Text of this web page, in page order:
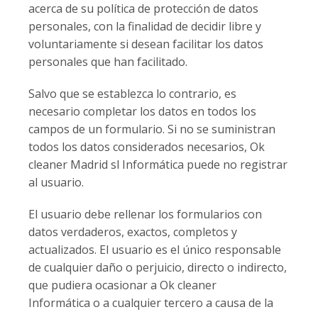
acerca de su política de protección de datos
personales, con la finalidad de decidir libre y
voluntariamente si desean facilitar los datos
personales que han facilitado.
Salvo que se establezca lo contrario, es
necesario completar los datos en todos los
campos de un formulario. Si no se suministran
todos los datos considerados necesarios, Ok
cleaner Madrid sl Informática puede no registrar
al usuario.
El usuario debe rellenar los formularios con
datos verdaderos, exactos, completos y
actualizados. El usuario es el único responsable
de cualquier daño o perjuicio, directo o indirecto,
que pudiera ocasionar a Ok cleaner
Informática o a cualquier tercero a causa de la